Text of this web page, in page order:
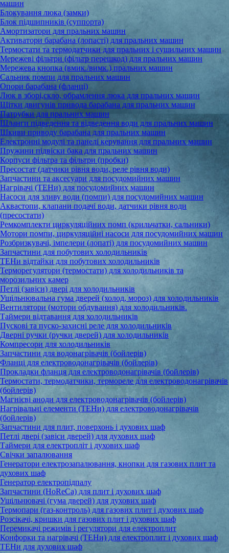
машин
Блокування люка (замки)
Блок підшипників (суппорта)
Амортизатори для пральних машин
Активатори барабана (лопасті) для пральних машин
Термостати та термодатчики для пральних і сушильних машин
Мережеві фільтри (фільтр перешкод) для пральних машин
Мережева кнопка (вмик./вимк.) пральних машин
Сальник помпи для пральних машин
Опори барабана (фланці)
Люк в зборі,скло, обрамлення люка для пральних машин
Щітки двигунів привода барабана для пральних машин
Патрубки для пральних машин
Шланги підведення та відведення води для пральних машин
Шкиви приводу барабана для пральних машин
Електронні модулі та панелі керування для пральних машин
Пружини підвіски бака для пральних машин
Корпуси фільтра та фільтри (пробки)
Пресостат (датчики рівня води, реле рівня води)
Запчастини та аксесуари для посудомийних машин
Нагрівачі (ТЕНи) для посудомийних машин
Насоси для зливу води (помпи) для посудомийних машин
Аквастопи, клапани подачі води, датчики рівня води
(пресостати)
Ремкомплекти циркуляційних помп (крильчатки, сальники)
Мотори помпи, циркуляційні насоси для посудомийних машин
Розбризкувачі, імпелери (лопаті) для посудомийних машин
Запчастини для побутових холодильників
ТЕНи відтайки для побутових холодильників
Терморегулятори (термостати) для холодильників та
морозильних камер
Петлі (завіси) двері для холодильників
Ущільнювальна гума дверей (холод, мороз) для холодильників
Вентилятори (мотори обдування) для холодильників.
Таймери відтавання для холодильників
Пускові та пуско-захисні реле для холодильників
Дверні ручки (ручки дверей) для холодильників
Компресори для холодильників
Запчастини для водонагрівачів (бойлерів)
Фланці для електроводонагрівачів (бойлерів)
Прокладки фланця для електроводонагрівачів (бойлерів)
Термостати, термодатчики, термореле для електроводонагрівачів
(бойлерів)
Магнієві аноди для електроводонагрівачів (бойлерів)
Нагрівальні елементи (ТЕНи) для електроводонагрівачів
(бойлерів)
Запчастини для плит, поверхонь і духових шаф
Петлі двері (завіси дверей) для духових шаф
Таймери для електропліт і духових шаф
Свічки запалювання
Генератори електрозапалювання, кнопки для газових плит та
духових шаф
Генератор електропідпалу
Запчастини (HoReCa) для плит і духових шаф
Ущільнювачі (гума дверей) для духових шаф
Термопари (газ-контроль) для газових плит і духових шаф
Розсікачі, кришки для газових плит і духових шаф
Перемикачі режимів і регулятори для електроплит
Конфорки та нагрівачі (ТЕНи) для електроплит і духових шаф
ТЕНи для духових шаф